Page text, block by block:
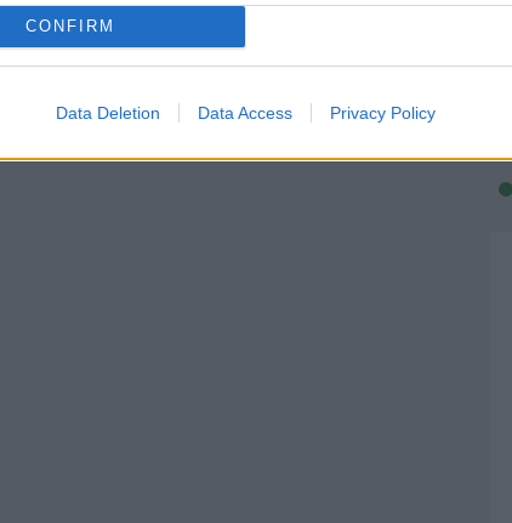
CONFIRM
Data Deletion Data Access Privacy Policy